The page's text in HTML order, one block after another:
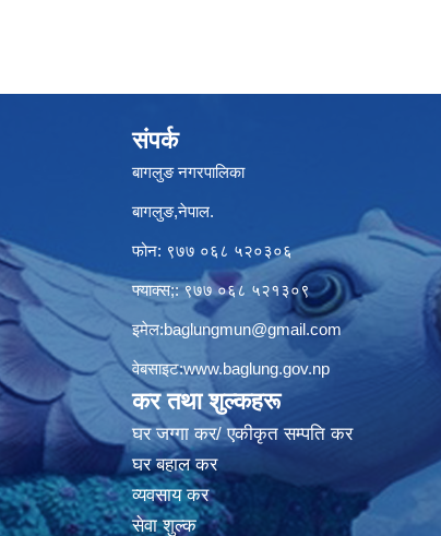
संपर्क
बागलुङ नगरपालिका
बागलुङ,नेपाल.
फोन: ९७७ ०६८ ५२०३०६
फ्याक्स;: ९७७ ०६८ ५२१३०९
इमेल:baglungmun@gmail.com
वेबसाइट:www.baglung.gov.np
कर तथा शुल्कहरू
घर जग्गा कर/ एकीकृत सम्पति कर
घर बहाल कर
व्यवसाय कर
सेवा शुल्क